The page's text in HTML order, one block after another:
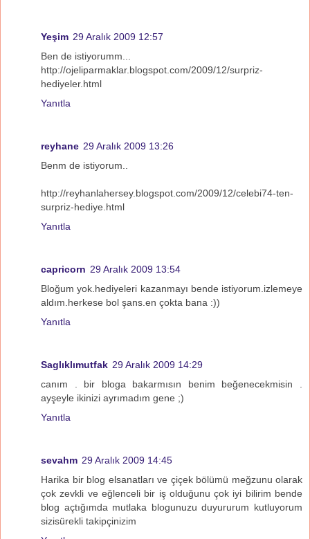
Yeşim 29 Aralık 2009 12:57
Ben de istiyorumm...
http://ojeliparmaklar.blogspot.com/2009/12/surpriz-
hediyeler.html
Yanıtla
reyhane 29 Aralık 2009 13:26
Benm de istiyorum..
http://reyhanlahersey.blogspot.com/2009/12/celebi74-ten-
surpriz-hediye.html
Yanıtla
capricorn 29 Aralık 2009 13:54
Bloğum yok.hediyeleri kazanmayı bende istiyorum.izlemeye
aldım.herkese bol şans.en çokta bana :))
Yanıtla
Saglıklımutfak 29 Aralık 2009 14:29
canım . bir bloga bakarmısın benim beğenecekmisin .
ayşeyle ikinizi ayrımadım gene ;)
Yanıtla
sevahm 29 Aralık 2009 14:45
Harika bir blog elsanatları ve çiçek bölümü meğzunu olarak
çok zevkli ve eğlenceli bir iş olduğunu çok iyi bilirim bende
blog açtığımda mutlaka blogunuzu duyururum kutluyorum
sizisürekli takipçinizim